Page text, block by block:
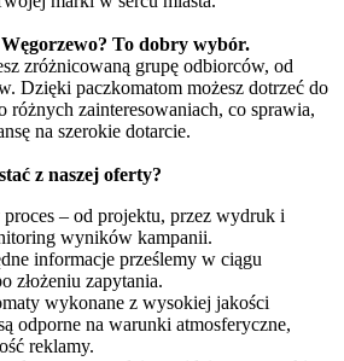
To dobry wybór.
zróżnicowaną grupę odbiorców, od
Dzięki paczkomatom możesz dotrzeć do
zainteresowaniach, co sprawia,
na szerokie dotarcie.
z naszej oferty?
proces – od projektu, przez wydruk i
wyników kampanii.
informacje prześlemy w ciągu
złożeniu zapytania.
wykonane z wysokiej jakości
odporne na warunki atmosferyczne,
reklamy.